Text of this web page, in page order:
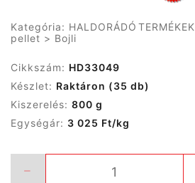
Kategória: HALDORÁDÓ TERMÉKEK
pellet > Bojli
Cikkszám: HD33049
Készlet: Raktáron (35 db)
Kiszerelés: 800 g
Egységár: 3 025 Ft/kg